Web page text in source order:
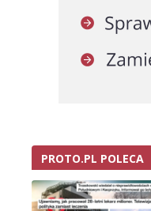
PROTO.PL POLECA